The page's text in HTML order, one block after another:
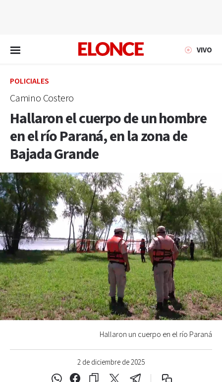
VIVO
POLICIALES
Camino Costero
Hallaron el cuerpo de un hombre
en el río Paraná, en la zona de
Bajada Grande
2 de diciembre de 2025
Hallaron un cuerpo en el río Paraná